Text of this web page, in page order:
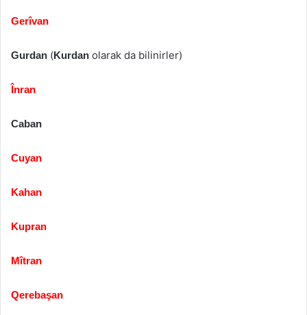
Gerîvan
Gurdan (Kurdan olarak da bilinirler)
Înran
Caban
Cuyan
Kahan
Kupran
Mîtran
Qerebaşan